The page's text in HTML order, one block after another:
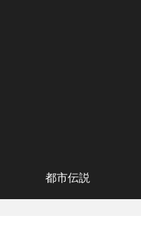
都市伝説